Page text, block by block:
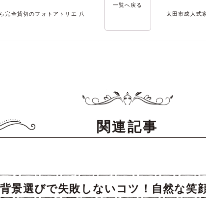
完全貸切のフォトアトリエ 八
一覧へ戻る
太田市成人式
関連記事
景選びで失敗しないコツ！自然な笑